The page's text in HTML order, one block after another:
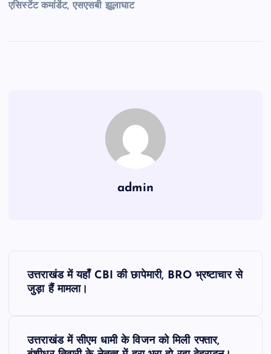
एसिस्टेंट कमांडेंट, एसएसबी झूलाघाट
admin
उत्तराखंड में यहाँ CBI की छापेमारी, BRO भ्रष्टाचार से
जुड़ा हैं मामला।
उत्तराखंड में सीएम धामी के विजन को मिली रफ्तार,